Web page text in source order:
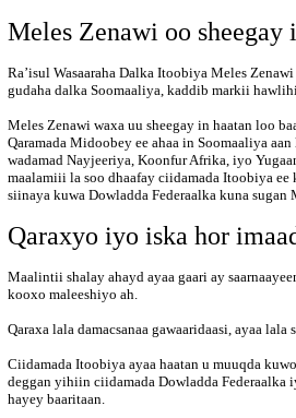
Meles Zenawi oo sheegay
Ra’isul Wasaaraha Dalka Itoobiya Meles
gudaha dalka Soomaaliya, kaddib markii
Meles Zenawi waxa uu sheegay in haatan loo
Qaramada Midoobey ee ahaa in Soomaaliya
wadamad Nayjeeriya, Koonfur Afrika, iyo
maalamiii la soo dhaafay ciidamada Itoobiya ee
siinaya kuwa Dowladda Federaalka kuna sugan
Qaraxyo iyo iska hor
Maalintii shalay ahayd ayaa gaari ay
kooxo maleeshiyo ah.
Qaraxa lala damacsanaa gawaaridaasi, ayaa
Ciidamada Itoobiya ayaa haatan u muuqda
deggan yihiin ciidamada Dowladda Federaalka
hayey baaritaan.